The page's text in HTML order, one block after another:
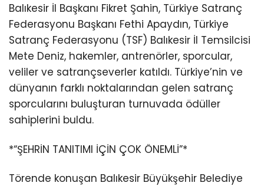
Balıkesir İl Başkanı Fikret Şahin, Türkiye Satranç
Federasyonu Başkanı Fethi Apaydın, Türkiye
Satranç Federasyonu (TSF) Balıkesir İl Temsilcisi
Mete Deniz, hakemler, antrenörler, sporcular,
veliler ve satrançseverler katıldı. Türkiye’nin ve
dünyanın farklı noktalarından gelen satranç
sporcularını buluşturan turnuvada ödüller
sahiplerini buldu.
*“ŞEHRİN TANITIMI İÇİN ÇOK ÖNEMLİ”*
Törende konuşan Balıkesir Büyükşehir Belediye